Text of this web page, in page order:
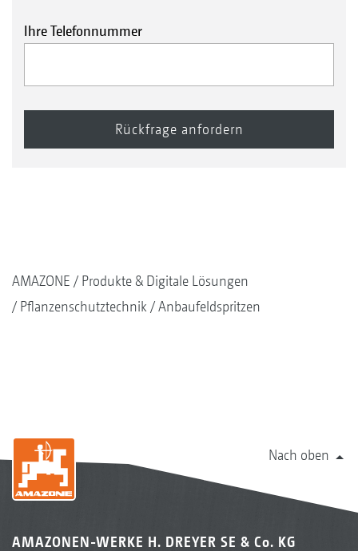
Ihre Telefonnummer
AMAZONE
Produkte & Digitale Lösungen
Pflanzenschutztechnik
Anbaufeldspritzen
Nach oben
AMAZONEN-WERKE H. DREYER SE & Co. KG